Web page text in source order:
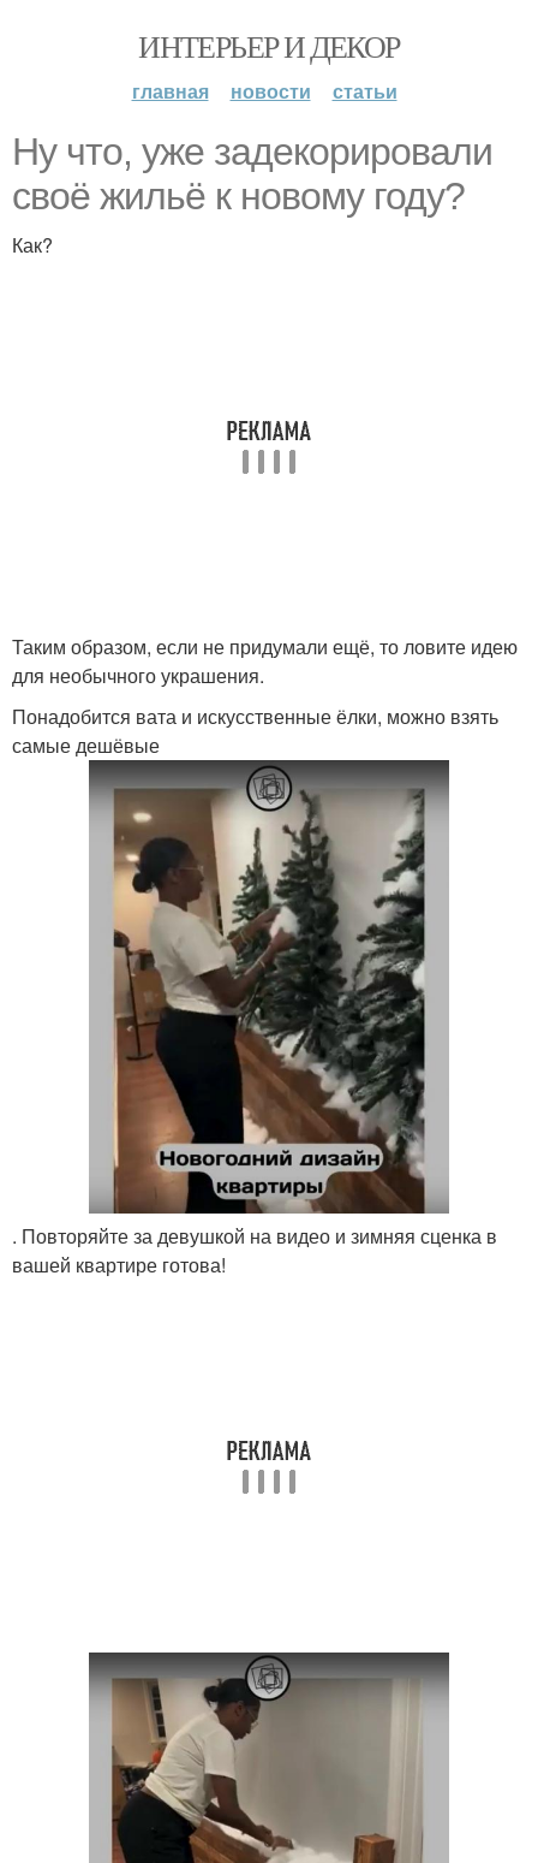
ИНТЕРЬЕР И ДЕКОР
главная новости статьи
Ну что, уже задекорировали
своё жильё к новому году?
Как?
Таким образом, если не придумали ещё, то ловите идею
для необычного украшения.
Понадобится вата и искусственные ёлки, можно взять
самые дешёвые
. Повторяйте за девушкой на видео и зимняя сценка в
вашей квартире готова!